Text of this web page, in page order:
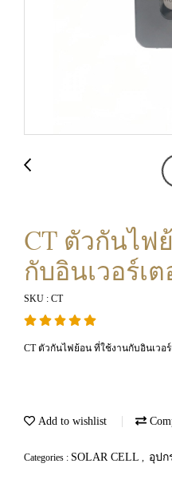
CT ตัวกันไฟ
กับอินเวอร์เ
SKU : CT
CT ตัวกันไฟย้อน ที่ใช้งานกับอินเวอร์
Add to wishlist
Categories : SOLAR CELL , อุป